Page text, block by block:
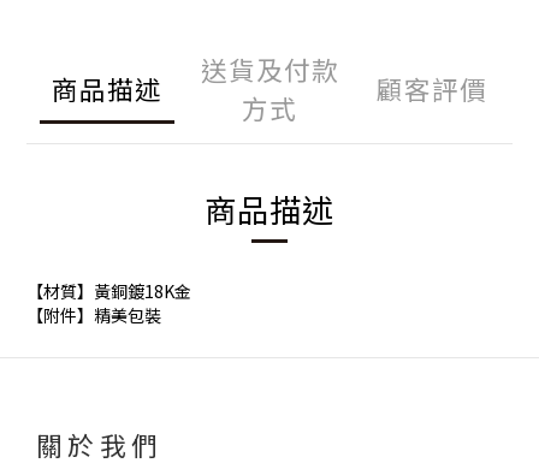
商品描述
送貨及付款
方式
顧客評價
商品描述
【材質】黃銅鍍18K金
【附件】精美包裝
關於我們